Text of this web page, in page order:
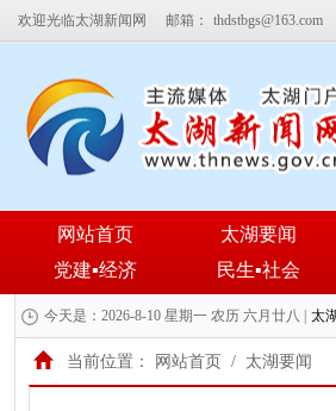
欢迎光临太湖新闻网 邮箱： thdstbgs@163.com
网站首页 太湖要闻
党建▪经济
民生▪社会
今天是：2026-8-10 星期一 农历 六月廿八 |
当前位置： 网站首页 / 太湖要闻